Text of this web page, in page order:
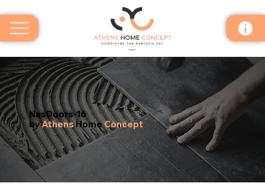
NasDoors-16
byAthensHomeConcept